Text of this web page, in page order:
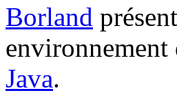
Borland
Java.